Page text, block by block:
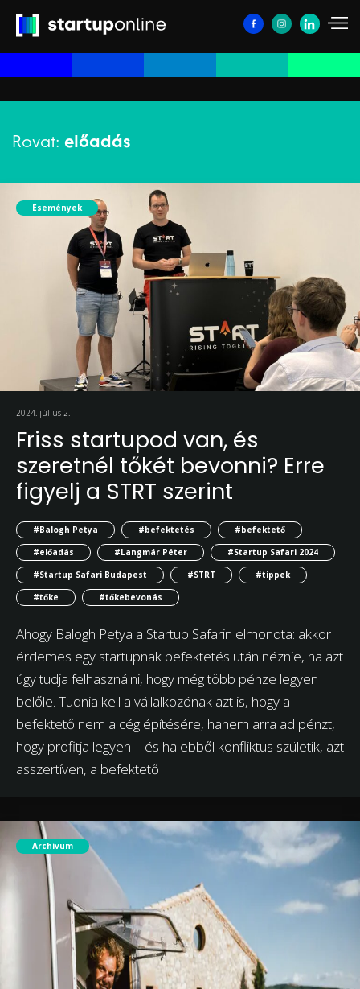
Rovat: előadás
Események
2024. július 2.
Friss startupod van, és
szeretnél tőkét bevonni? Erre
figyelj a STRT szerint
#Balogh Petya #befektetés
#befektető
#előadás
#Langmár Péter
#Startup Safari 2024
#Startup Safari Budapest
#STRT
#tippek
#tőke
#tőkebevonás
Ahogy Balogh Petya a Startup Safarin elmondta: akkor
érdemes egy startupnak befektetés után néznie, ha azt
úgy tudja felhasználni, hogy még több pénze legyen
belőle. Tudnia kell a vállalkozónak azt is, hogy a
befektető nem a cég építésére, hanem arra ad pénzt,
hogy profitja legyen – és ha ebből konfliktus születik, azt
asszertíven, a befektető
Archívum